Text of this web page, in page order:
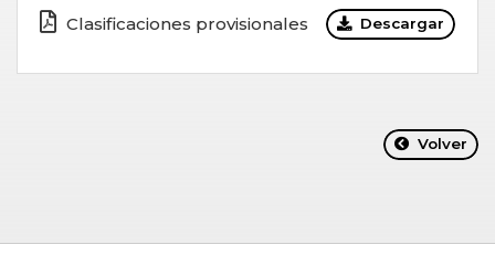
Clasificaciones provisionales Descargar
Volver